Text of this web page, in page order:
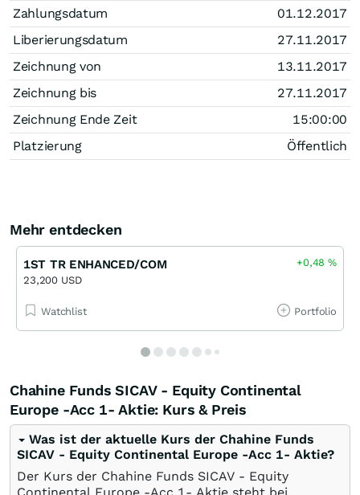
Zahlungsdatum
01.12.2017
Liberierungsdatum
27.11.2017
Zeichnung von
13.11.2017
Zeichnung bis
27.11.2017
Zeichnung Ende Zeit
15:00:00
Platzierung
Öffentlich
Mehr entdecken
1ST TR ENHANCED/COM
23,200 USD
+0,48%
Watchlist Portfolio
Chahine Funds SICAV - Equity Continental
Europe -Acc 1- Aktie: Kurs & Preis
Was ist der aktuelle Kurs der Chahine Funds
SICAV - Equity Continental Europe -Acc 1- Aktie?
Der Kurs der Chahine Funds SICAV - Equity